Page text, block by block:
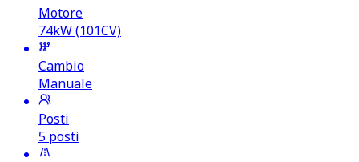
Motore
74kW (101CV)
Cambio
Manuale
Posti
5 posti